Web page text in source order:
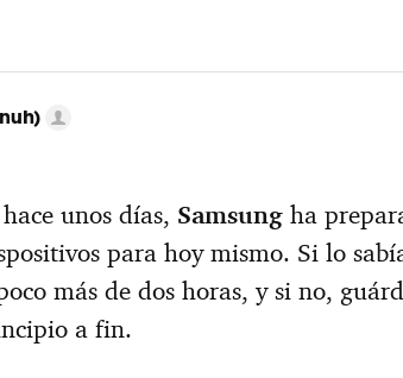
unos días, Samsung ha
para hoy mismo. Si lo
más de dos horas, y si no,
a fin.